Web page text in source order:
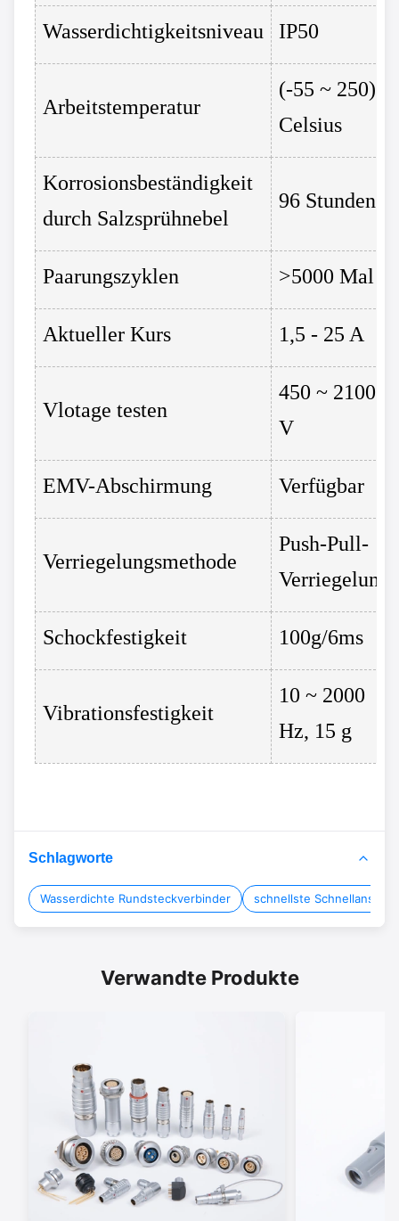
Wasserdichtigkeitsniveau IP50
Arbeitstemperatur
(-55 ~ 250)
Celsius
Korrosionsbeständigkeit
durch Salzsprühnebel
96 Stunden
Paarungszyklen >5000 Mal
Aktueller Kurs 1,5 - 25 A
Vlotage testen
450 ~ 2100
V
EMV-Abschirmung Verfügbar
Verriegelungsmethode
Push-Pull-
Verriegelung
Schockfestigkeit 100g/6ms
Vibrationsfestigkeit
10 ~ 2000
Hz, 15 g
Schlagworte
Wasserdichte Rundsteckverbinder schnellste
Verwandte Produkte